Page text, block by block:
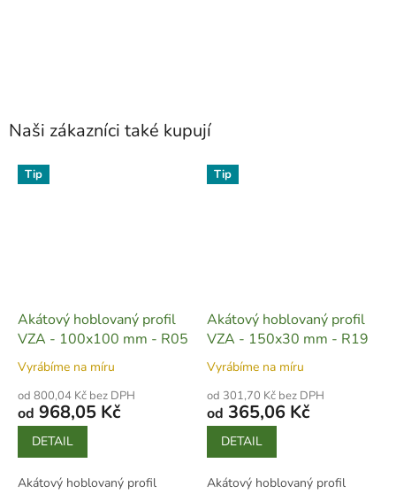
Naši zákazníci také kupují
Tip
Akátový hoblovaný profil
VZA - 100x100 mm - R05
Vyrábíme na míru
od 800,04 Kč bez DPH
od 968,05 Kč
DETAIL
Akátový hoblovaný profil
Tip
Akátový hoblovaný profil
VZA - 150x30 mm - R19
Vyrábíme na míru
od 301,70 Kč bez DPH
od 365,06 Kč
DETAIL
Akátový hoblovaný profil